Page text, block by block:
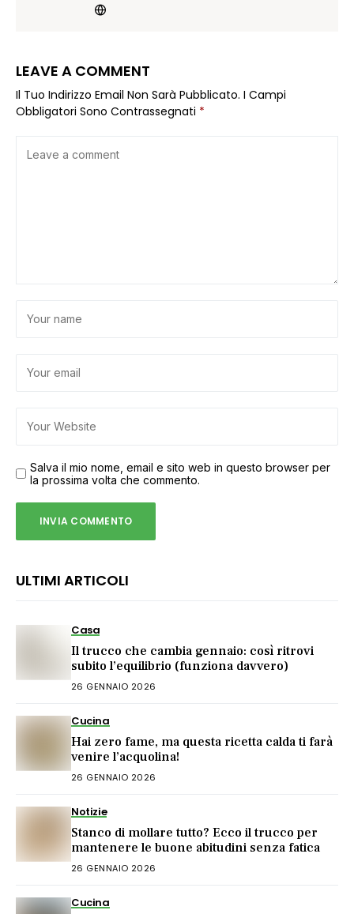
LEAVE A COMMENT
Il Tuo Indirizzo Email Non Sarà Pubblicato. I Campi
Obbligatori Sono Contrassegnati *
Salva il mio nome, email e sito web in questo browser per
la prossima volta che commento.
ULTIMI ARTICOLI
Casa
Il trucco che cambia gennaio: così ritrovi
subito l’equilibrio (funziona davvero)
26 GENNAIO 2026
Cucina
Hai zero fame, ma questa ricetta calda ti farà
venire l’acquolina!
26 GENNAIO 2026
Notizie
Stanco di mollare tutto? Ecco il trucco per
mantenere le buone abitudini senza fatica
26 GENNAIO 2026
Cucina